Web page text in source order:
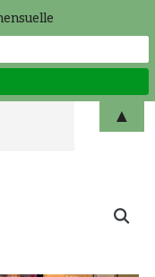
Search
▲